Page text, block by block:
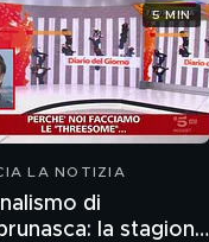
LA NOTIZIA
di
la stagione
5 MIN